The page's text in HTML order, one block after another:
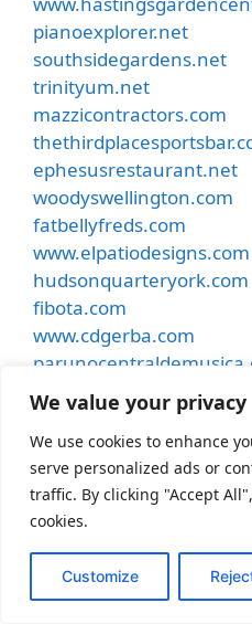
We value your privacy
We use cookies to enhance
serve personalized ads or
traffic. By clicking "Accept
cookies.
Customize
pianoexplorer.net
southsidegardens.net
trinityum.net
mazzicontractors.com
ephesusrestaurant.net
woodyswellington.com
fatbellyfreds.com
www.elpatiodesigns.com
hudsonquarteryork.com
fibota.com
www.cdgerba.com
tbwredlion.com
quantum-naturals.com
fergusonstreetfest.com